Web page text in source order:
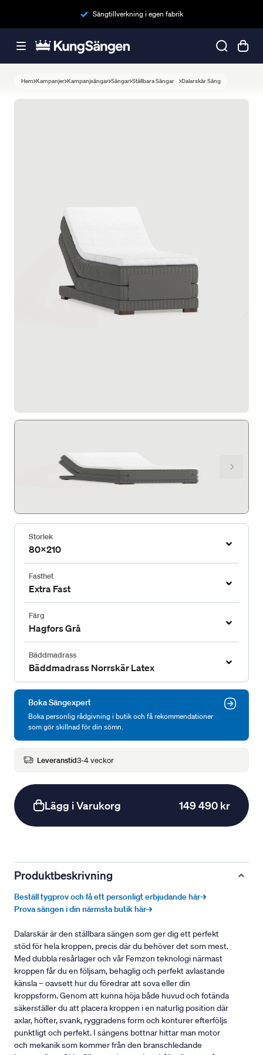
Sängtillverkning i egen fabrik
Hem Kampanjer Kampanjsängar Sängar Ställbara Sängar Dalarskär Säng
Storlek
80x210
Fasthet
Extra Fast
Färg
Hagfors Grå
Bäddmadrass
Bäddmadrass Norrskär Latex
Boka Sängexpert
Boka personlig rådgivning i butik och få rekommendationer
som gör skillnad för din sömn.
Leveranstid3-4 veckor
Lägg i Varukorg 149 490 kr
Produktbeskrivning
Beställ tygprov och få ett personligt erbjudande här→
Prova sängen i din närmsta butik här→
Dalarskär är den ställbara sängen som ger dig ett perfekt
stöd för hela kroppen, precis där du behöver det som mest.
Med dubbla resårlager och vår Femzon teknologi närmast
kroppen får du en följsam, behaglig och perfekt avlastande
känsla – oavsett hur du föredrar att sova eller din
kroppsform. Genom att kunna höja både huvud och fotända
säkerställer du att placera kroppen i en naturlig position där
axlar, höfter, svank, ryggradens form och konturer efterföljs
punktligt och perfekt. I sängens bottnar hittar man motor
och mekanik som kommer från den branschledande